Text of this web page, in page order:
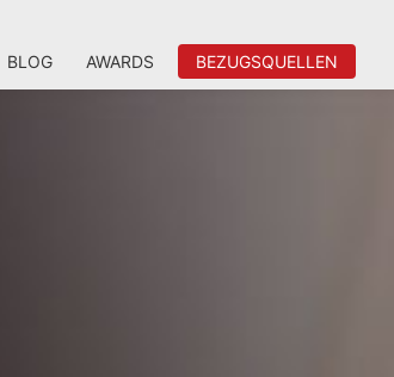
BLOG AWARDS BEZUGSQUELLEN